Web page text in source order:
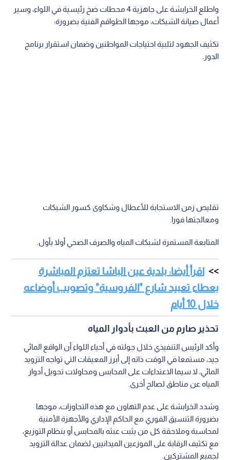
واطلع الخرابشة على جاهزية 4 محطات ضخ رئيسية في اللواء، وسير
أعمال صيانة الشبكات، موجها الطواقم الفنية بضرورة:
تكثيف الجهود لتلبية احتياجات المواطنين وضمان استقرار برنامج
الدور.
تقليص زمن الاستجابة للأعطال وشكاوى كسور الشبكات
ومعالجتها فورا.
المتابعة المستمرة لشبكات المياه والصرف الصحي أولا بأول.
اقرأ أيضا: بلدية عين الباشا تعتزم المباشرة
بعطاء تعبيد شارع "الفروسية" وتصويب أوضاعه
خلال 10 أيام
تحذير صارم من العبث بأدوار المياه
وأكد الرئيس التنفيذي خلال جولته في أحياء اللواء أن الواقع المائي
جيد، مستمعا في الوقت ذاته إلى أبرز المعيقات التي تواجه التزويد
المائي، لا سيما الاعتداءات على المحابس ومحاولات تحويل أدوار
المياه عن مناطق لصالح أخرى.
وشدد الخرابشة على عدم التهاون مع هذه التجاوزات، موجها
بضرورة التنسيق الفوري مع الحاكم الإداري والأجهزة الأمنية
لمحاسبة وملاحقة كل من يثبت عبثه بالمحابس أو بنظام التوزيع،
مع تكثيف الرقابة على الموزعين الميدانيين لضمان عدالة التزويد
لجميع المشتركين.